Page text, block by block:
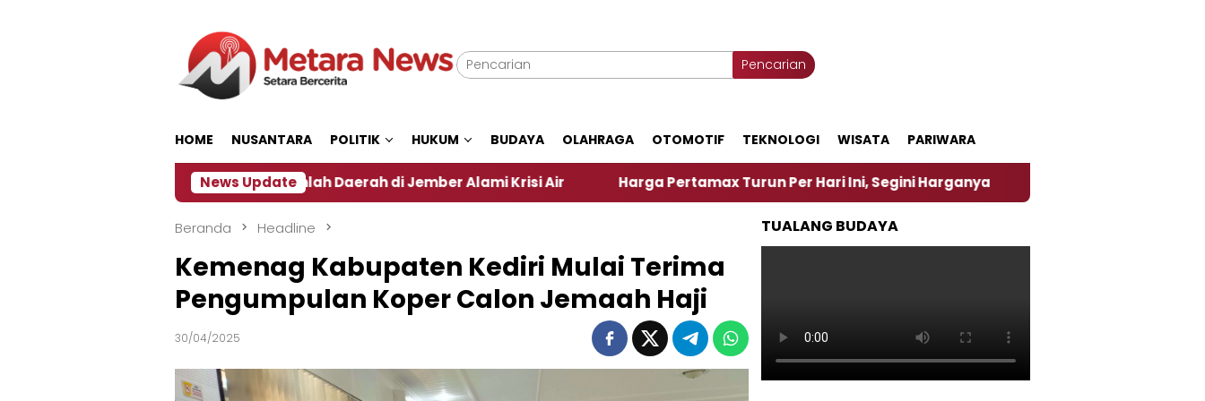
Pencarian
HOME NUSANTARA POLITIK HUKUM BUDAYA OLAHRAGA OTOMOTIF TEKNOLOGI WISATA PARIWARA
News Update
Dampak El Nino, Sejumlah Daerah di Jember Alami Krisi Air Harga Pertamax Turun Per Hari Ini, Segini Harganya ‎Nasirun Maestro Lukis Pemadu Tradisi
Beranda Headline
Kemenag Kabupaten Kediri Mulai Terima
Pengumpulan Koper Calon Jemaah Haji
30/04/2025
TUALANG BUDAYA